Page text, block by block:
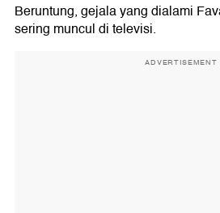
Beruntung, gejala yang dialami
sering muncul di televisi.
ADVERTISEMENT